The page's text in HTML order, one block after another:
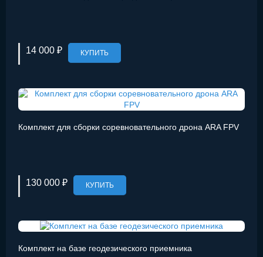
14 000 ₽ КУПИТЬ
Комплект для сборки соревновательного дрона ARA FPV
130 000 ₽ КУПИТЬ
Комплект на базе геодезического приемника